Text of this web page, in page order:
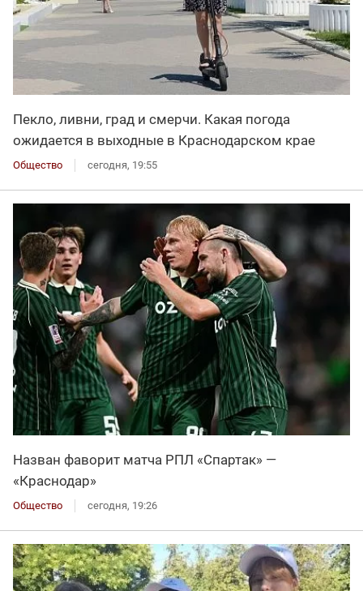
Пекло, ливни, град и смерчи. Какая погода
ожидается в выходные в Краснодарском крае
Общество сегодня, 19:55
Назван фаворит матча РПЛ «Спартак» —
«Краснодар»
Общество сегодня, 19:26